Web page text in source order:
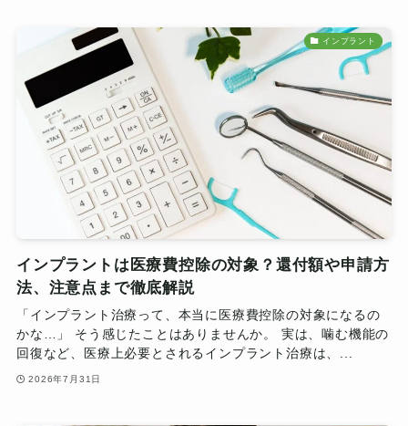
インプラント
インプラントは医療費控除の対象？還付額や申請方
法、注意点まで徹底解説
「インプラント治療って、本当に医療費控除の対象になるの
かな…」 そう感じたことはありませんか。 実は、噛む機能の
回復など、医療上必要とされるインプラント治療は、...
2026年7月31日